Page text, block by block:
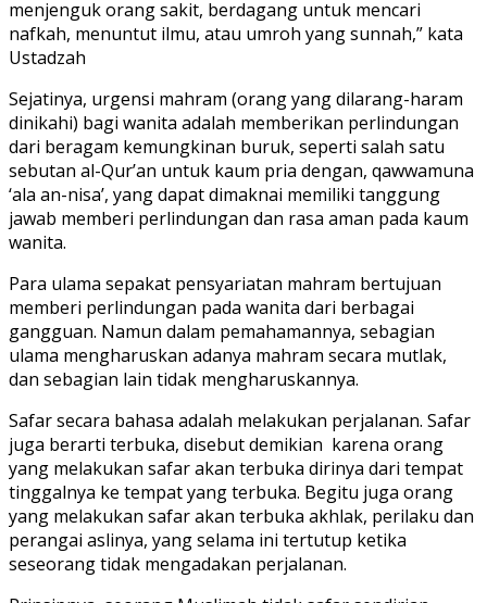
menjenguk orang sakit, berdagang untuk mencari
nafkah, menuntut ilmu, atau umroh yang sunnah,” kata
Ustadzah
Sejatinya, urgensi mahram (orang yang dilarang-haram
dinikahi) bagi wanita adalah memberikan perlindungan
dari beragam kemungkinan buruk, seperti salah satu
sebutan al-Qur’an untuk kaum pria dengan, qawwamuna
‘ala an-nisa’, yang dapat dimaknai memiliki tanggung
jawab memberi perlindungan dan rasa aman pada kaum
wanita.
Para ulama sepakat pensyariatan mahram bertujuan
memberi perlindungan pada wanita dari berbagai
gangguan. Namun dalam pemahamannya, sebagian
ulama mengharuskan adanya mahram secara mutlak,
dan sebagian lain tidak mengharuskannya.
Safar secara bahasa adalah melakukan perjalanan. Safar
juga berarti terbuka, disebut demikian karena orang
yang melakukan safar akan terbuka dirinya dari tempat
tinggalnya ke tempat yang terbuka. Begitu juga orang
yang melakukan safar akan terbuka akhlak, perilaku dan
perangai aslinya, yang selama ini tertutup ketika
seseorang tidak mengadakan perjalanan.